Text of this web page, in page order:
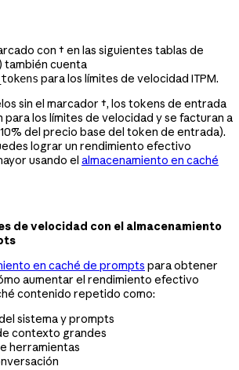
con † en las siguientes tablas de
también cuenta
para los límites de velocidad ITPM.
sin el marcador †, los tokens de entrada
para los límites de velocidad y se facturan a
del precio base del token de entrada).
lograr un rendimiento efectivo
usando el almacenamiento en caché
de velocidad con el almacenamiento
en caché de prompts para obtener
aumentar el rendimiento efectivo
contenido repetido como:
sistema y prompts
contexto grandes
herramientas